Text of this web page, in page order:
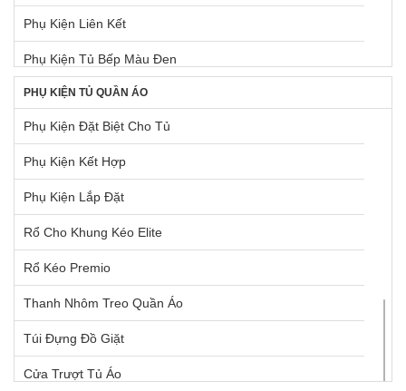
Máy Xay, Máy Ép Trái Cây
Phụ Kiện Chậu + Máy Hút Mùi
Tủ Lạnh
Vòi Rửa Chén Đá
Vòi Rửa Chén Kim Loại
TỦ LẠNH BOSCH
Phụ Kiện Liên Kết
Phụ Kiện Tủ Bếp Màu Đen
Pittong Đẩy Cánh Tủ
Ray Hộp Bên Trong Tủ Dưới
Ray Hộp Cho Mặt Hộc Tủ
Ray Hộp Cho Ngăn Kéo Góc
Ray Hộp Dưới Chậu Rửa
Ray Hộp Hafele
Ray Trượt Điện Tự Động
Rổ Chứa Dụng Cụ Vệ Sinh
Rổ Kéo Dùng Cho Tủ Cao
PHỤ KIỆN TỦ QUẦN ÁO
Phụ Kiện Đặt Biệt Cho Tủ
Phụ Kiện Kết Hợp
Phụ Kiện Lắp Đặt
Rổ Cho Khung Kéo Elite
Rổ Kéo Premio
Thanh Nhôm Treo Quần Áo
Túi Đựng Đồ Giặt
Cửa Trượt Tủ Áo